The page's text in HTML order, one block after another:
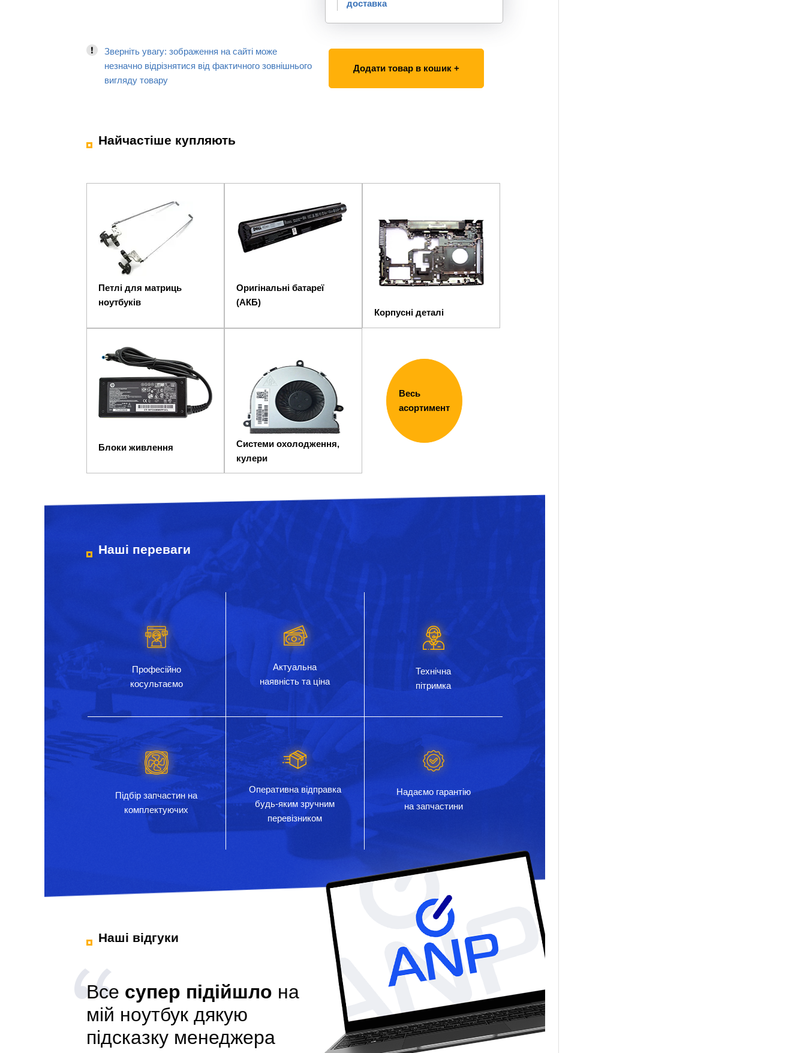
доставка
Зверніть увагу: зображення на сайті може
незначно відрізнятися від фактичного зовнішнього
вигляду товару
Додати товар в кошик +
Найчастіше купляють
Петлі для матриць
ноутбуків
Оригінальні батареї
(АКБ)
Корпусні деталі
Блоки живлення
Системи охолодження,
кулери
Весь
асортимент
Наші переваги
Професійно
косультаємо
Актуальна
наявність та ціна
Технічна
пітримка
Підбір запчастин на
комплектуючих
Оперативна відправка
будь-яким зручним
перевізником
Надаємо гарантію
на запчастини
Наші відгуки
Все супер підійшло на
мій ноутбук дякую
підсказку менеджера